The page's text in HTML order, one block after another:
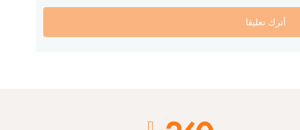
أترك تعليقا